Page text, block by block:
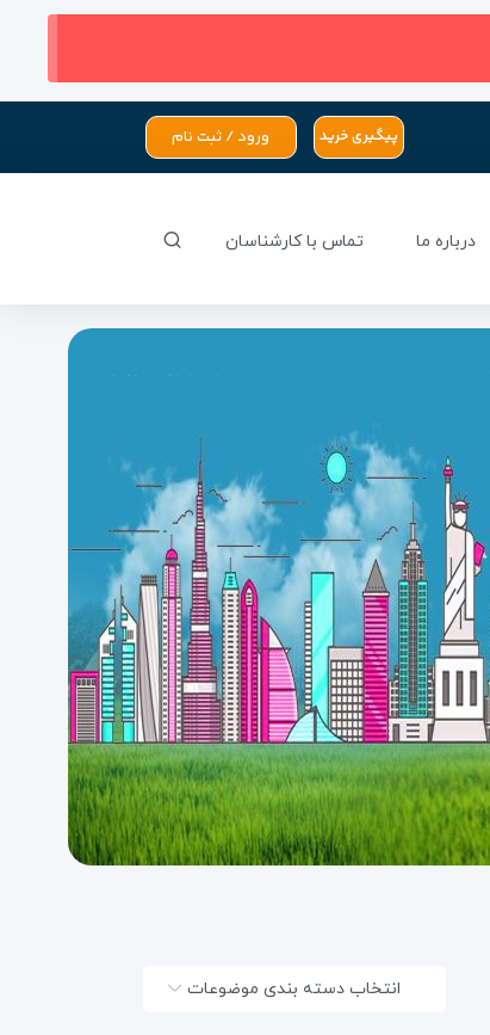
پیگیری خرید ورود / ثبت نام
درباره ما تماس با کارشناسان
انتخاب دسته بندی موضوعات